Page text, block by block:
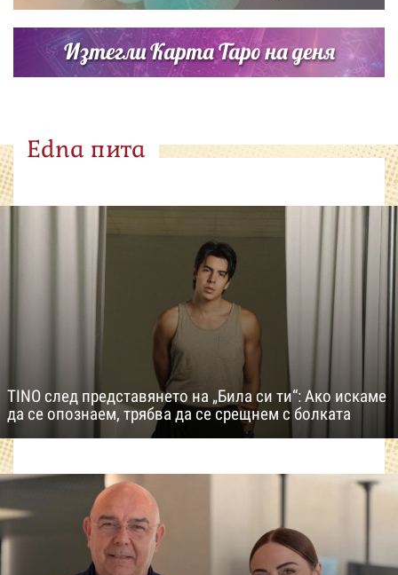
Изтегли Карта Таро на деня
Edna пита
TINO след представянето на „Била си ти“: Ако искаме
да се опознаем, трябва да се срещнем с болката